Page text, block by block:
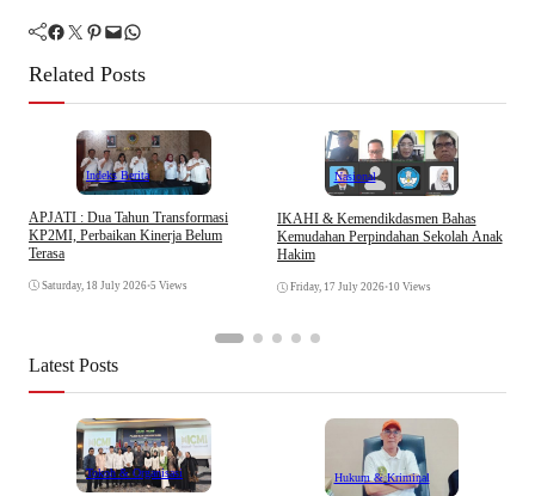
Facebook Twitter Pinterest Mail WhatsApp
Related Posts
Indeks Berita
APJATI : Dua Tahun Transformasi
KP2MI, Perbaikan Kinerja Belum
Terasa
Saturday, 18 July 2026•5 Views
Nasional
IKAHI & Kemendikdasmen Bahas
Kemudahan Perpindahan Sekolah Anak
Hakim
Friday, 17 July 2026•10 Views
Latest Posts
Tokoh & Organisasi Hukum & Kriminal